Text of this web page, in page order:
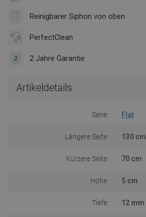
Reinigbarer Siphon von oben
PerfectClean
2 Jahre Garantie
Artikeldetails
Serie Flat
Längere Seite 130 cm
Kürzere Seite 70 cm
Höhe 5 cm
Tiefe 12 mm